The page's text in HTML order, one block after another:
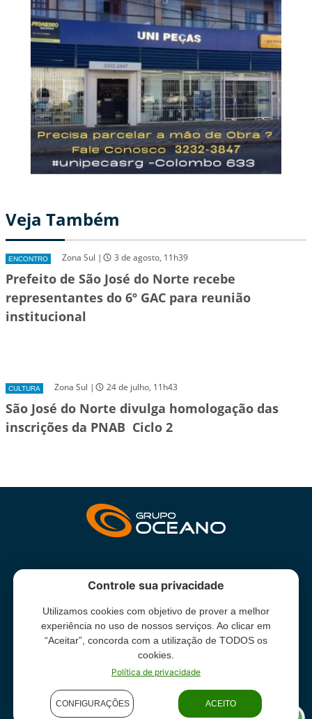
Veja Também
ENCONTRO Zona Sul | 3 de agosto, 11h39
Prefeito de São José do Norte recebe
representantes do 6º GAC para reunião
institucional
CULTURA Zona Sul | 24 de julho, 11h43
São José do Norte divulga homologação das
inscrições da PNAB  Ciclo 2
INSTITUCIONAL
Grupo Oceano - Todos direitos reservados -
Controle sua privacidade
Utilizamos cookies com objetivo de prover a melhor
experiência no uso de nossos serviços. Ao clicar em
“Aceitar”, concorda com a utilização de TODOS os
cookies.
Política de privacidade
CONFIGURAÇÕES ACEITO